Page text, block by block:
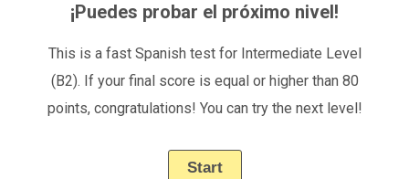
¡Puedes probar el próximo nivel!
This is a fast Spanish test for Intermediate Level
(B2). If your final score is equal or higher than 80
points, congratulations! You can try the next level!